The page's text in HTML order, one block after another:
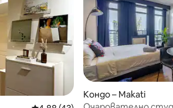
Кондо – Makati